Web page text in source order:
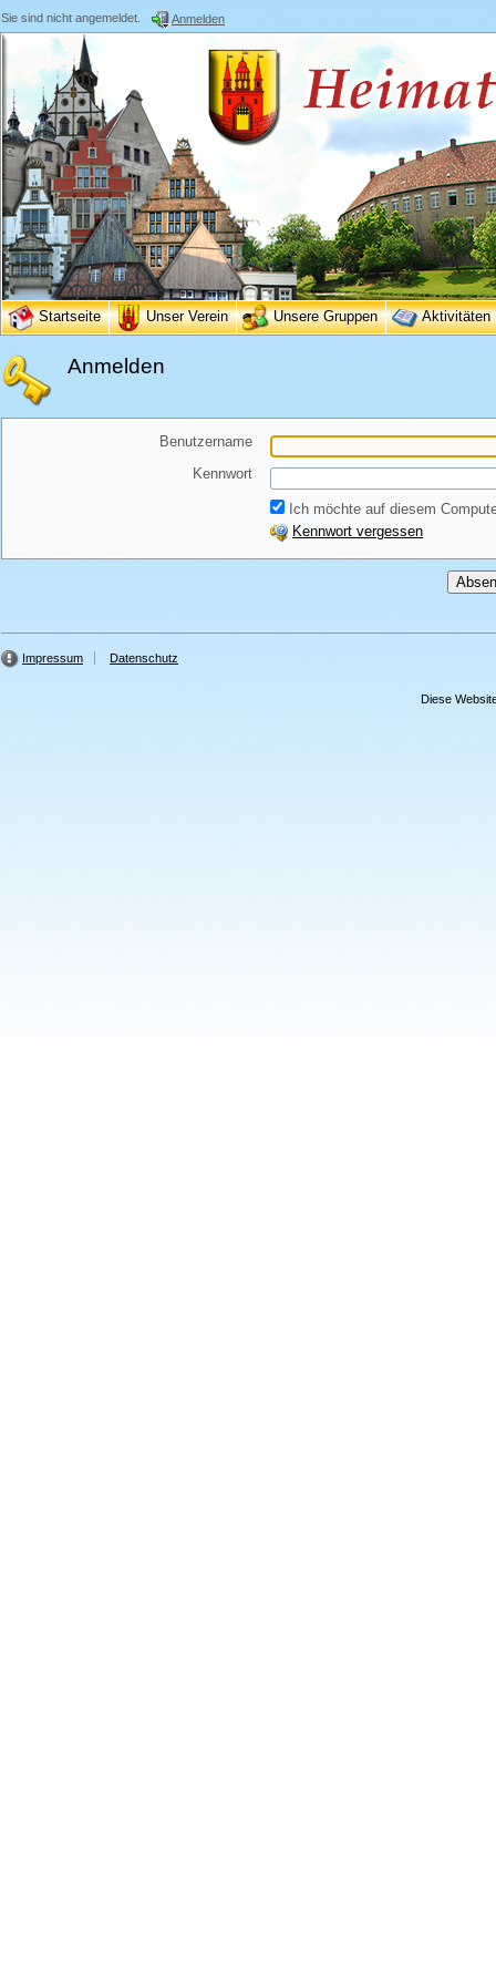
Sie sind nicht angemeldet. Anmelden
Startseite Unser Verein Unsere Gruppen Aktivitäten
Anmelden
Benutzername
Kennwort
Ich möchte auf diesem
Kennwort vergessen
Impressum Datenschutz
Diese